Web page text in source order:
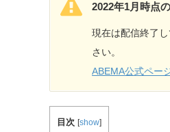
2022年1月時点
現在は配信終了
さい。
ABEMA公式ペー
目次 [show]